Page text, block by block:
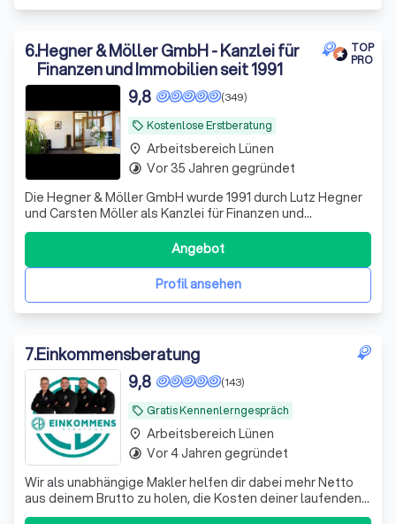
6.Hegner & Möller GmbH - Kanzlei für
Finanzen und Immobilien seit 1991
TOP
PRO
local_offer Kostenlose Erstberatung
(349)
9,8
Die Hegner & Möller GmbH wurde 1991 durch Lutz Hegner
und Carsten Möller als Kanzlei für Finanzen und
Immobilien gegründet. Wir haben uns auf
Finanzierungslösungen in schwierigen Fällen spezialisiert.
Täglich haben wir mit Kunden zu tun, die häufig bei Ihrer
Bank eine Kündigung oder Absage erhalten.
Profil ansehen
Angebot
place Arbeitsbereich Lünen
timelapse Vor 35 Jahren gegründet
7.Einkommensberatung
local_offer Gratis Kennenlerngespräch
(143)
9,8
Wir als unabhängige Makler helfen dir dabei mehr Netto
aus deinem Brutto zu holen, die Kosten deiner laufenden
Verträge zu reduzieren und deine Rentenlücke zu
place Arbeitsbereich Lünen
timelapse Vor 4 Jahren gegründet